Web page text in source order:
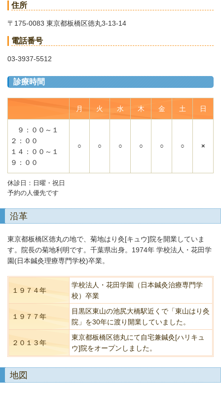
住所
〒175-0083 東京都板橋区徳丸3-13-14
電話番号
03-3937-5512
診療時間
月 火 水 木 金 土 日
９：００～１
２：００
１４：００～１
９：００
○ ○ ○ ○ ○ ○ ×
休診日：日曜・祝日
予約の人優先です
沿革
東京都板橋区徳丸の地で、菊地はり灸[キュウ]院を開業していま
す。院長の菊地利明です。千葉県出身。1974年 学校法人・花田学
園(日本鍼灸理療専門学校)卒業。
１９７４年
学校法人・花田学園（日本鍼灸治療専門学
校）卒業
１９７７年
目黒区東山の池尻大橋駅近くで「東山はり灸
院」を30年に渡り開業していました。
２０１３年
東京都板橋区徳丸にて自宅兼鍼灸[ハリキュ
ウ]院をオープンしました。
地図